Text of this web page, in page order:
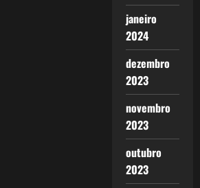
janeiro
2024
dezembro
2023
novembro
2023
outubro
2023